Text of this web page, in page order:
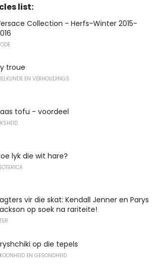
list:
Collection - Herfs-Winter 2015-
troue
EN VERHOUDINGS
tofu - voordeel
lyk die wit hare?
vir die skat: Kendall Jenner en Parys
op soek na rariteite!
op die tepels
EN GESONDHEID